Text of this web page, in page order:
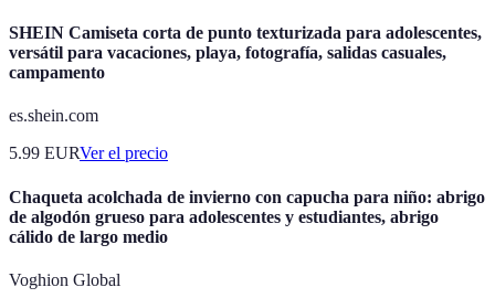
SHEIN Camiseta corta de punto texturizada para adolescentes,
versátil para vacaciones, playa, fotografía, salidas casuales,
campamento
es.shein.com
5.99 EURVer el precio
Chaqueta acolchada de invierno con capucha para niño: abrigo
de algodón grueso para adolescentes y estudiantes, abrigo
cálido de largo medio
Voghion Global